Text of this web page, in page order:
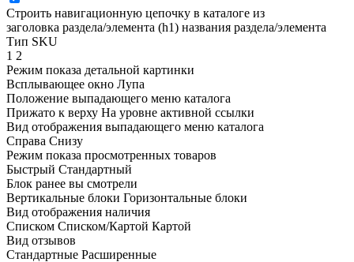
Строить навигационную цепочку в каталоге из
заголовка раздела/элемента (h1) названия раздела/элемента
Тип SKU
1 2
Режим показа детальной картинки
Всплывающее окно Лупа
Положение выпадающего меню каталога
Прижато к верху На уровне активной ссылки
Вид отображения выпадающего меню каталога
Справа Снизу
Режим показа просмотренных товаров
Быстрый Стандартный
Блок ранее вы смотрели
Вертикальные блоки Горизонтальные блоки
Вид отображения наличия
Списком Списком/Картой Картой
Вид отзывов
Стандартные Расширенные